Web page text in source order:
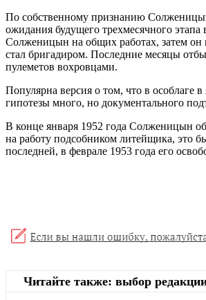
По собственному признанию
ожидания будущего трехмесячного
Солженицын на общих работах, затем он
стал бригадиром. Последние месяцы
пулеметов вохровцами.
Популярна версия о том, что в особлаге
гипотезы много, но документального
В конце января 1952 года Солженицын
на работу подсобником литейщика, это
последней, в феврале 1953 года его
Читайте также: выбор